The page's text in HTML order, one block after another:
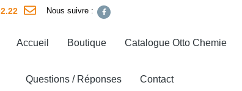
Nous suivre :
Accueil Boutique Catalogue Otto Chemie
Questions / Réponses Contact